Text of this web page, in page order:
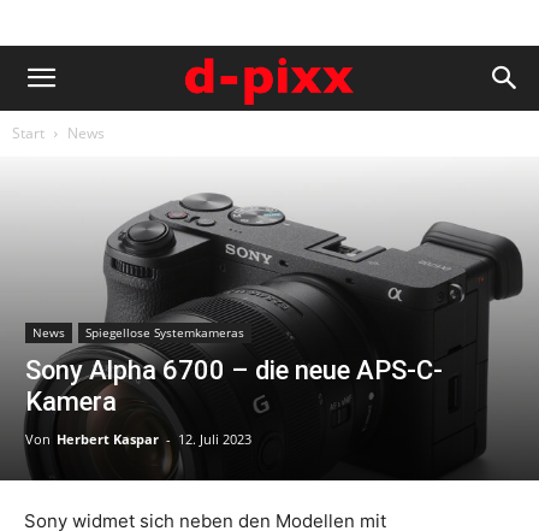
Start News
News Spiegellose Systemkameras
Sony Alpha 6700 – die neue APS-C-
Kamera
Von Herbert Kaspar - 12. Juli 2023
Sony widmet sich neben den Modellen mit